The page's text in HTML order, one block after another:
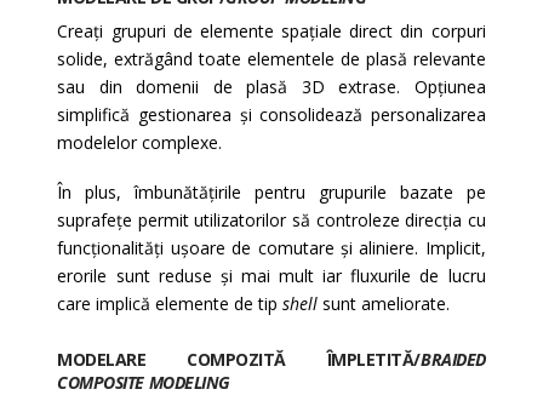
Creați grupuri de elemente spațiale direct din corpuri
solide, extrăgând toate elementele de plasă relevante
sau din domenii de plasă 3D extrase. Opțiunea
simplifică gestionarea și consolidează personalizarea
modelelor complexe.
În plus, îmbunătățirile pentru grupurile bazate pe
suprafețe permit utilizatorilor să controleze direcția cu
funcționalități ușoare de comutare și aliniere. Implicit,
erorile sunt reduse și mai mult iar fluxurile de lucru
care implică elemente de tipshell sunt ameliorate.
MODELARE COMPOZITĂ ÎMPLETITĂ/BRAIDED
COMPOSITE MODELING